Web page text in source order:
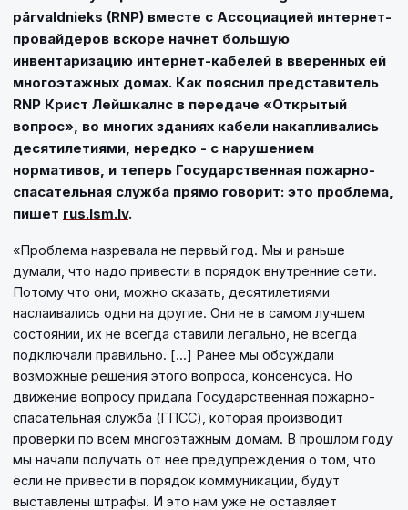
pārvaldnieks (RNP) вместе с Ассоциацией интернет-
провайдеров вскоре начнет большую
инвентаризацию интернет-кабелей в вверенных ей
многоэтажных домах. Как пояснил представитель
RNP Крист Лейшкалнс в передаче «Открытый
вопрос», во многих зданиях кабели накапливались
десятилетиями, нередко - с нарушением
нормативов, и теперь Государственная пожарно-
спасательная служба прямо говорит: это проблема,
пишет rus.lsm.lv.
«Проблема назревала не первый год. Мы и раньше
думали, что надо привести в порядок внутренние сети.
Потому что они, можно сказать, десятилетиями
наслаивались одни на другие. Они не в самом лучшем
состоянии, их не всегда ставили легально, не всегда
подключали правильно. [...] Ранее мы обсуждали
возможные решения этого вопроса, консенсуса. Но
движение вопросу придала Государственная пожарно-
спасательная служба (ГПСС), которая производит
проверки по всем многоэтажным домам. В прошлом году
мы начали получать от нее предупреждения о том, что
если не привести в порядок коммуникации, будут
выставлены штрафы. И это нам уже не оставляет